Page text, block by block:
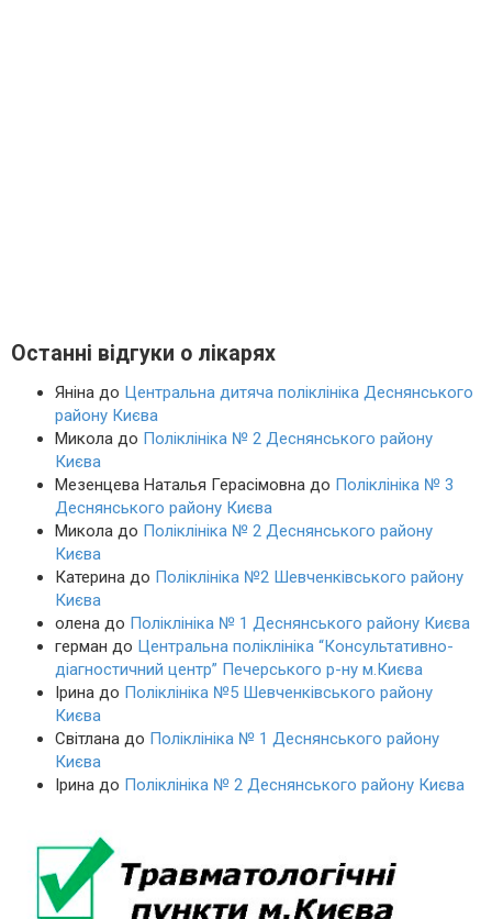
Останні відгуки о лікарях
Яніна до Центральна дитяча поліклініка Деснянського
району Києва
Микола до Поліклініка № 2 Деснянського району
Києва
Мезенцева Наталья Герасімовна до Поліклініка № 3
Деснянського району Києва
Микола до Поліклініка № 2 Деснянського району
Києва
Катерина до Поліклініка №2 Шевченківського району
Києва
олена до Поліклініка № 1 Деснянського району Києва
герман до Центральна поліклініка “Консультативно-
діагностичний центр” Печерського р-ну м.Києва
Ірина до Поліклініка №5 Шевченківського району
Києва
Світлана до Поліклініка № 1 Деснянського району
Києва
Ірина до Поліклініка № 2 Деснянського району Києва